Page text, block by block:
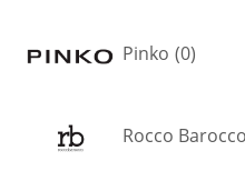
Pinko (0)
Rocco Barocco